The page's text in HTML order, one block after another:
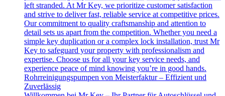
left stranded. At Mr Key, we prioritize customer satisfaction
and strive to deliver fast, reliable service at competitive prices.
Our commitment to quality craftsmanship and attention to
detail sets us apart from the competition. Whether you need a
simple key duplication or a complex lock installation, trust Mr
Key to safeguard your property with professionalism and
expertise. Choose us for all your key service needs, and
experience peace of mind knowing you’re in good hands.
Rohrreinigungspumpen von Meisterfaktur – Effizient und
Zuverlässig